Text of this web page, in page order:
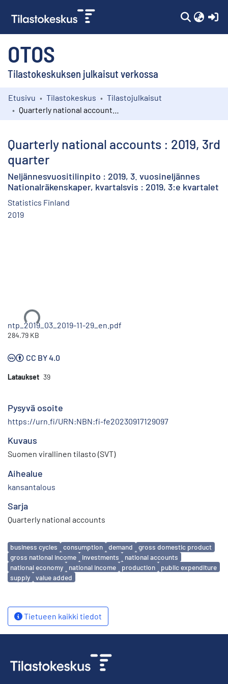
OTOS
Tilastokeskuksen julkaisut verkossa
Kokoelmat
Etusivu Tilastokeskus
Tilastojulkaisut
Quarterly national accounts : 2019, 3rd
quarter
Neljännesvuositilinpito : 2019, 3. vuosineljännes
Nationalräkenskaper, kvartalsvis : 2019, 3:e kvartalet
Statistics Finland
2019
Ladataan...
ntp_2019_03_2019-11-29_en.pdf
284.79 KB
CC BY 4.0
Lataukset 39
Pysyvä osoite
https://urn.fi/URN:NBN:fi-fe20230917129097
Kuvaus
Suomen virallinen tilasto (SVT)
Aihealue
kansantalous
Sarja
Quarterly national accounts
Avainsanat
business cycles consumption demand
gross domestic product
gross national income
investments
national accounts
national economy
national income production
public expenditure
supply
value added
Tietueen kaikki tiedot